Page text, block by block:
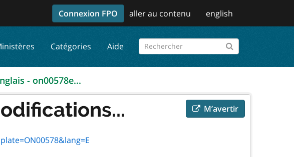
Connexion FPO aller au contenu english
Catégories Aide
- on00578e...
M’avertir